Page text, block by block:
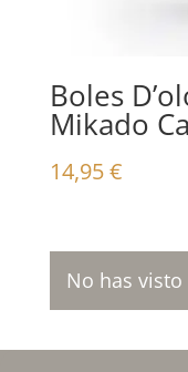
Boles
Mikado
14,95€
No has